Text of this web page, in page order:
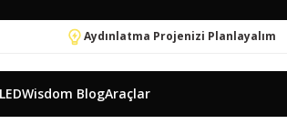
Aydınlatma Projenizi Planlayalım
LEDWisdom BlogAraçlar